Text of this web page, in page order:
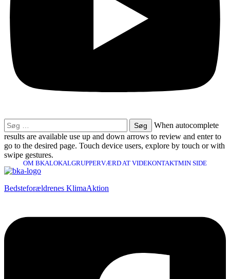
Søg
efter:
When autocomplete
results are available use up and down arrows to review and enter to
go to the desired page. Touch device users, explore by touch or with
swipe gestures.
OM BKALOKALGRUPPERVÆRD AT VIDEKONTAKTMIN SIDE
Bedsteforældrenes KlimaAktion​